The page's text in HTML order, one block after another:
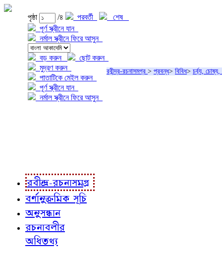
পৃষ্ঠা /৪ পরবর্তী
শেষ
পূর্ণ স্ক্রীনে যান
নর্মাল স্ক্রীনে ফিরে আসুন
বড় করুন
ছোট করুন
মুদ্রণ করুন
পাতাটিকে মেইল করুন
পূর্ণ স্ক্রীনে যান
নর্মাল স্ক্রীনে ফিরে আসুন
রবীন্দ্র-রচনাসমগ্র > প্রবন্ধ> বিবিধ> চর্ব্য,
রবীন্দ্র-রচনাসমগ্র
বর্ণানুক্রমিক সূচি
অনুসন্ধান
রচনাবলীর
অধিতথ্য